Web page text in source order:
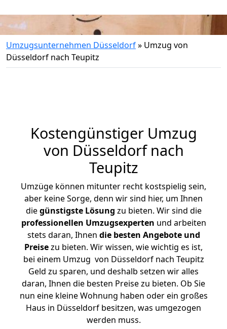
Umzugsunternehmen Düsseldorf» Umzug von
Düsseldorf nach Teupitz
Kostengünstiger Umzug
von Düsseldorf nach
Teupitz
Umzüge können mitunter recht kostspielig sein,
aber keine Sorge, denn wir sind hier, um Ihnen
diegünstigste Lösung zu bieten. Wir sind die
professionellen Umzugsexperten und arbeiten
stets daran, Ihnen die besten Angebote und
Preisezu bieten. Wir wissen, wie wichtig es ist,
bei einem Umzug von Düsseldorf nach Teupitz
Geld zu sparen, und deshalb setzen wir alles
daran, Ihnen die besten Preise zu bieten. Ob Sie
nun eine kleine Wohnung haben oder ein großes
Haus in Düsseldorf besitzen, was umgezogen
werden muss.